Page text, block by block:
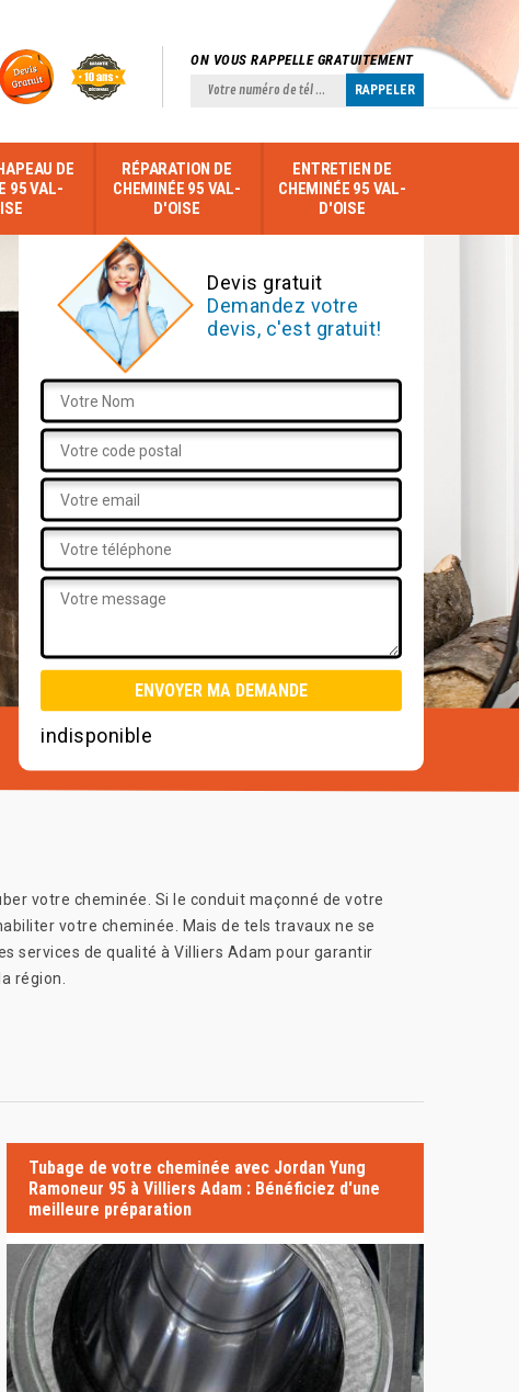
ON VOUS RAPPELLE GRATUITEMENT
DE
95 VAL-
RÉPARATION DE
CHEMINÉE 95 VAL-
D'OISE
ENTRETIEN DE
CHEMINÉE 95 VAL-
D'OISE
Devis gratuit
Demandez votre
devis, c'est gratuit!
indisponible
votre cheminée. Si le conduit maçonné de votre
votre cheminée. Mais de tels travaux ne se
services de qualité à Villiers Adam pour garantir
région.
Tubage de votre cheminée avec Jordan Yung
Ramoneur 95 à Villiers Adam : Bénéficiez d'une
meilleure préparation